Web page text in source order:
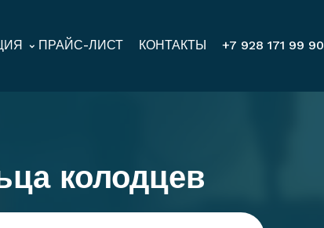
ПРАЙС-ЛИСТ КОНТАКТЫ +7 928 171 99 90
колодцев